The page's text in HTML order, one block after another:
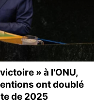
» à l'ONU,
ont doublé
de 2025